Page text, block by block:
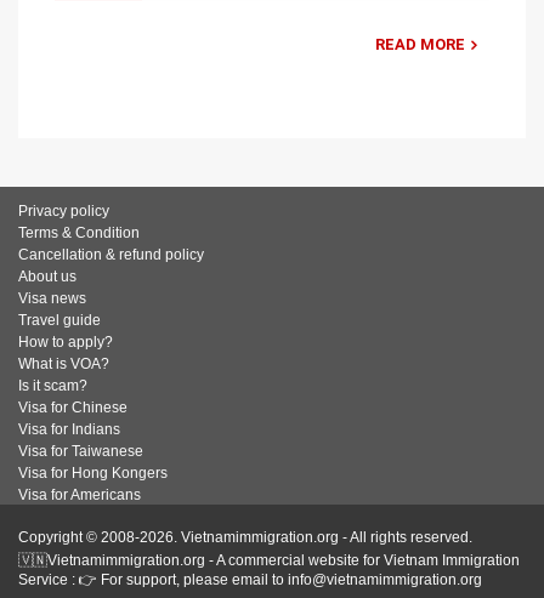
READ MORE
Privacy policy
Terms & Condition
Cancellation & refund policy
About us
Visa news
Travel guide
How to apply?
What is VOA?
Is it scam?
Visa for Chinese
Visa for Indians
Visa for Taiwanese
Visa for Hong Kongers
Visa for Americans
Copyright © 2008-2026. Vietnamimmigration.org - All rights reserved.
🇻🇳Vietnamimmigration.org - A commercial website for Vietnam Immigration
Service : 👉 For support, please email to info@vietnamimmigration.org